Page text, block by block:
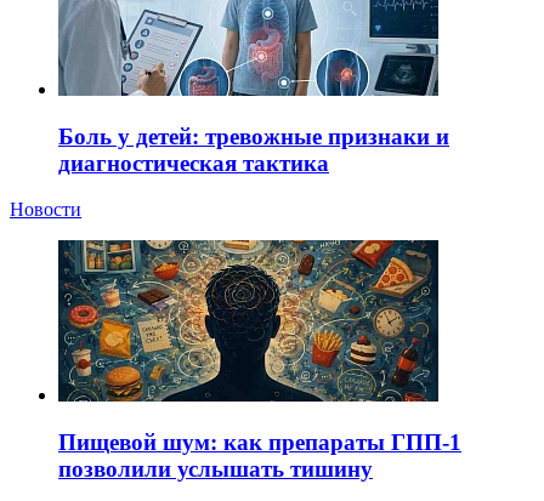
Боль у детей: тревожные признаки и
диагностическая тактика
Новости
Пищевой шум: как препараты ГПП-1
позволили услышать тишину